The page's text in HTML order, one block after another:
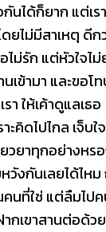
กันได้ก็ยาก แต่เ
ยไม่มีสาเหตุ ดี
ไม่รัก แต่หัวใจไ
ข้ามา และขอโท
า ให้เค้าดูแลเธอ
ะคิดไปไกล เจ็บใ
ยวยาทุกอย่างห
วังกันเลยได้ไห
นที่ใช่ แต่ลืมไป
ากเขาสานต่อด้ว